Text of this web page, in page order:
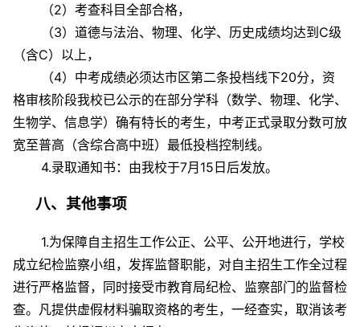
（2）考查科目全部合格，
（3）道德与法治、物理、化学、历史成绩均达到C级
（含C）以上，
（4）中考成绩必须达市区第二条投档线下20分，资
格审核阶段我校已公示的在部分学科（数学、物理、化学、
生物学、信息学）确有特长的考生，中考正式录取分数可放
宽至普高（含综合高中班）最低投档控制线。
4.录取通知书：由我校于7月15日后发放。
八、其他事项
1.为保障自主招生工作公正、公平、公开地进行，学校
成立纪检监察小组，发挥监督职能，对自主招生工作全过程
进行严格监督，同时接受市教育局纪检、监察部门的监督检
查。凡提供虚假材料骗取资格的考生，一经查实，取消该考